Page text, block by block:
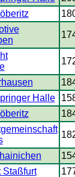
Halle
Staßfurt